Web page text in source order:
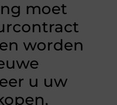
moet
worden
u uw